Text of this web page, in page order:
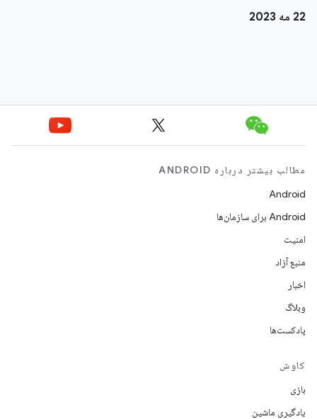
22 مه 2023
مطالب بیشتر درباره ANDROID
Android
Android برای سازمان‌ها
امنیت
منبع آزاد
اخبار
وبلاگ
پادکست‌ها
کاوش
بازی
یادگیری ماشین